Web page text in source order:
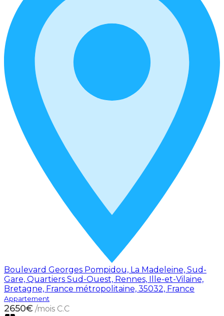
Boulevard Georges Pompidou, La Madeleine, Sud-
Gare, Quartiers Sud-Ouest, Rennes, Ille-et-Vilaine,
Bretagne, France métropolitaine, 35032, France
Appartement
2650€ /mois C.C